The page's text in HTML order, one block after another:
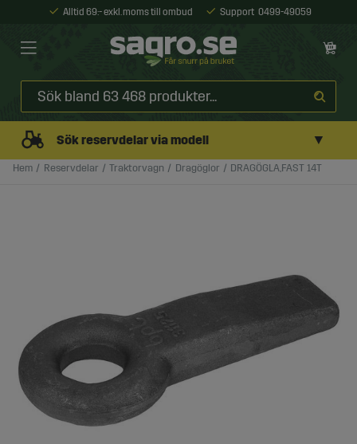
Alltid 69:- exkl. moms till ombud Support 0499-49059
Sök reservdelar via modell ▼
Hem Reservdelar Traktorvagn Dragöglor DRAGÖGLA,FAST 14T